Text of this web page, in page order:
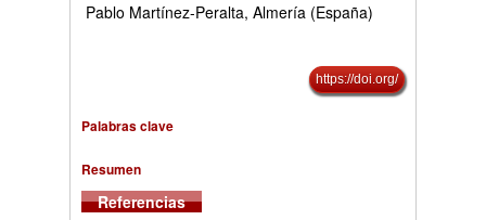
Pablo Martínez-Peralta, Almería (España)
https://doi.org/
Palabras clave
Resumen
Referencias